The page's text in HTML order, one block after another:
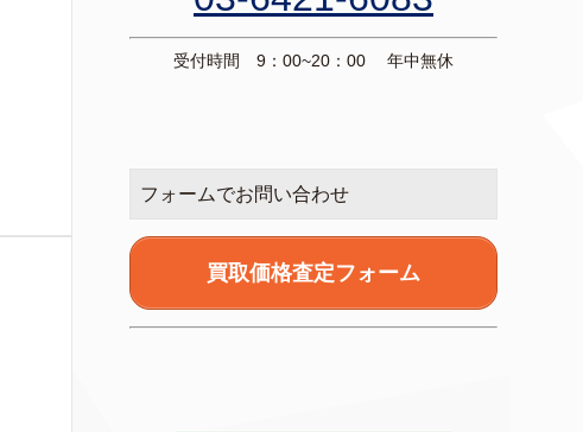
受付時間 9：00~20：00 年中無休
フォームでお問い合わせ
買取価格査定フォーム